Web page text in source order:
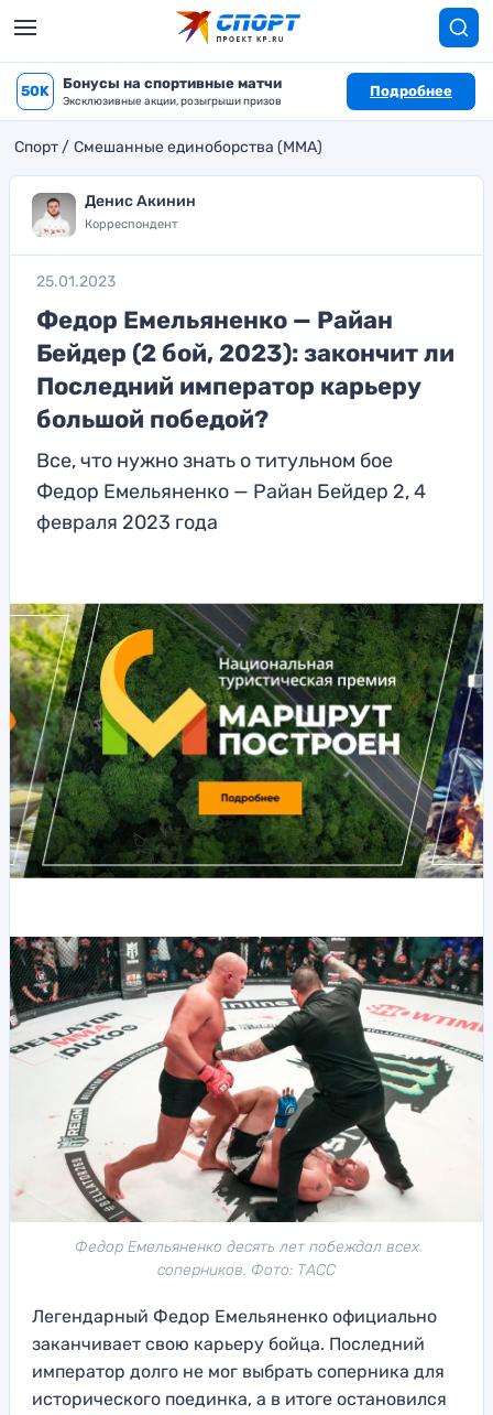
50K Бонусы на спортивные матчи
Эксклюзивные акции, розыгрыши призов
Подробнее
Спорт Смешанные единоборства (MMA)
Денис Акинин
Корреспондент
25.01.2023
Федор Емельяненко — Райан
Бейдер (2 бой, 2023): закончит ли
Последний император карьеру
большой победой?
Все, что нужно знать о титульном бое
Федор Емельяненко — Райан Бейдер 2, 4
февраля 2023 года
Федор Емельяненко десять лет побеждал всех
соперников. Фото: ТАСС
Легендарный Федор Емельяненко официально
заканчивает свою карьеру бойца. Последний
император долго не мог выбрать соперника для
исторического поединка, а в итоге остановился